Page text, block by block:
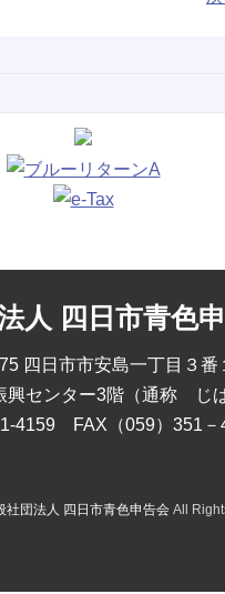
人 四日市青色
四日市市安島一丁目３
興センター3階（通称 じば
4159 FAX（059）351－
社団法人 四日市青色申告会All